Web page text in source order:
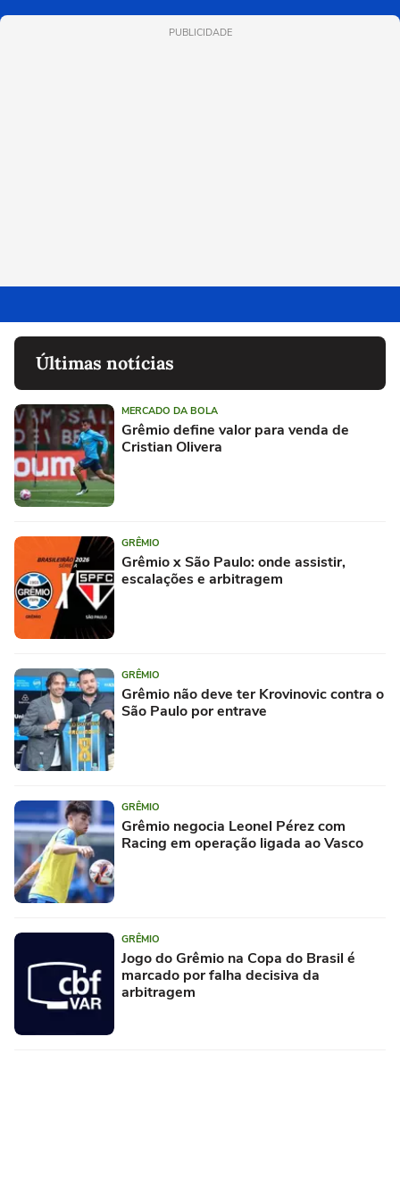
PUBLICIDADE
Últimas notícias
MERCADO DA BOLA
Grêmio define valor para venda de
Cristian Olivera
GRÊMIO
Grêmio x São Paulo: onde assistir,
escalações e arbitragem
GRÊMIO
Grêmio não deve ter Krovinovic contra o
São Paulo por entrave
GRÊMIO
Grêmio negocia Leonel Pérez com
Racing em operação ligada ao Vasco
GRÊMIO
Jogo do Grêmio na Copa do Brasil é
marcado por falha decisiva da
arbitragem